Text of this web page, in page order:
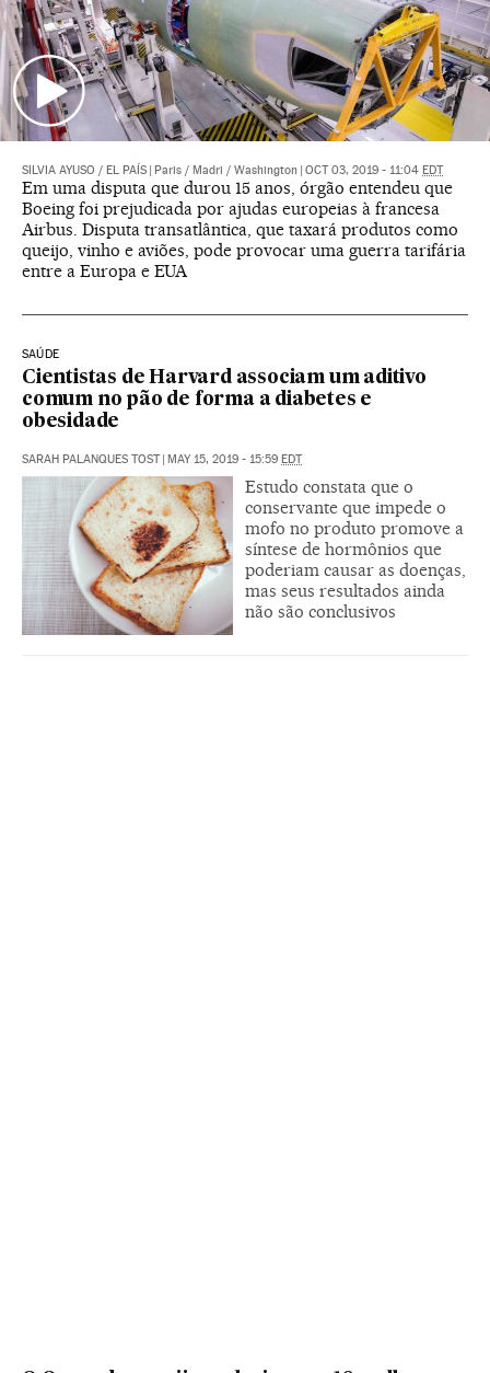
SILVIA AYUSO / EL PAÍS Paris / Madri / Washington OCT 03, 2019 - 11:04 EDT
Em uma disputa que durou 15 anos, órgão entendeu que
Boeing foi prejudicada por ajudas europeias à francesa
Airbus. Disputa transatlântica, que taxará produtos como
queijo, vinho e aviões, pode provocar uma guerra tarifária
entre a Europa e EUA
SAÚDE
Cientistas de Harvard associam um aditivo
comum no pão de forma a diabetes e
obesidade
SARAH PALANQUES TOST MAY 15, 2019 - 15:59 EDT
Estudo constata que o
conservante que impede o
mofo no produto promove a
síntese de hormônios que
poderiam causar as doenças,
mas seus resultados ainda
não são conclusivos